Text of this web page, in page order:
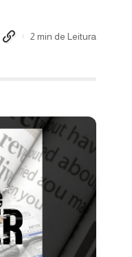
2 min de Leitura